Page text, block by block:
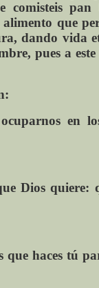
comisteis pan
que
dando vida
pues a
en
Dios quiere:
que haces tú